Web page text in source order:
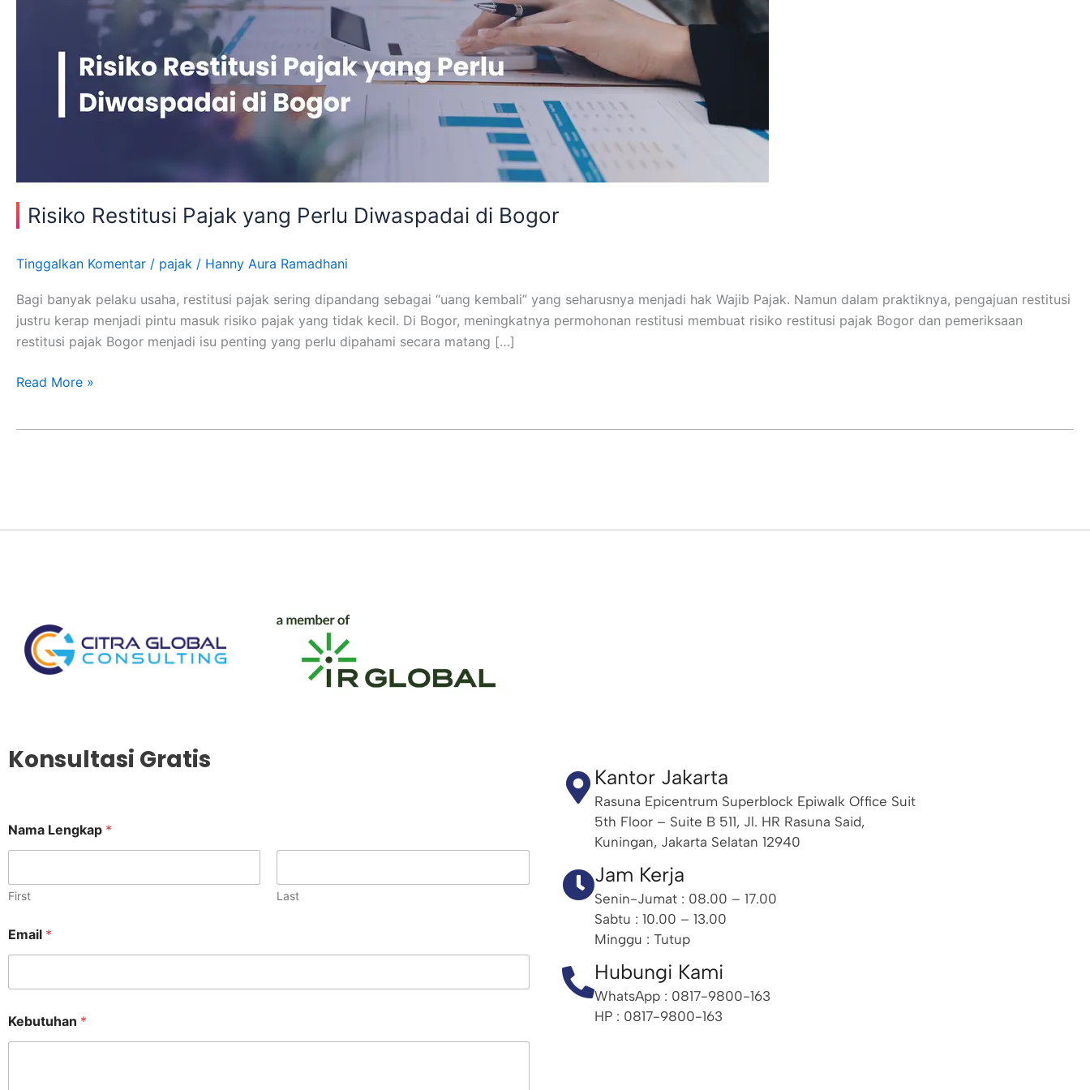
Risiko Restitusi Pajak yang Perlu Diwaspadai di Bogor
Tinggalkan Komentar / pajak / Hanny Aura Ramadhani
Bagi banyak pelaku usaha, restitusi pajak sering dipandang sebagai “uang kembali” yang seharusnya menjadi hak Wajib Pajak. Namun dalam praktiknya, pengajuan restitusi
justru kerap menjadi pintu masuk risiko pajak yang tidak kecil. Di Bogor, meningkatnya permohonan restitusi membuat risiko restitusi pajak Bogor dan pemeriksaan
restitusi pajak Bogor menjadi isu penting yang perlu dipahami secara matang […]
Read More »
Konsultasi Gratis
Nama Lengkap *
First Last
L
e
a
p
N
Email *
Kebutuhan *
Kantor Jakarta
Rasuna Epicentrum Superblock Epiwalk Office Suit
5th Floor – Suite B 511, Jl. HR Rasuna Said,
Kuningan, Jakarta Selatan 12940
Jam Kerja
Senin-Jumat : 08.00 – 17.00
Sabtu : 10.00 – 13.00
Minggu : Tutup
Hubungi Kami
WhatsApp : 0817-9800-163
HP : 0817-9800-163